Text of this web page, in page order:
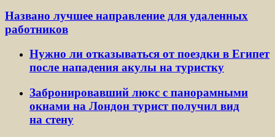
Названо лучшее направление для удаленных
работников
Нужно ли отказываться от поездки в Египет
после нападения акулы на туристку
Забронировавший люкс с панорамными
окнами на Лондон турист получил вид
на стену